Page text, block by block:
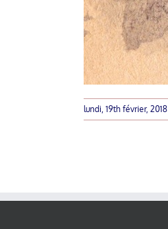
lundi, 19th février, 2018